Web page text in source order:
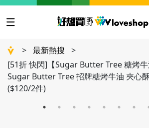
> 最新熱搜
>
[51折 快閃]【Sugar Butter Tree 糖烤
Sugar Butter Tree 招牌糖烤牛油 夾心
($120/2件)